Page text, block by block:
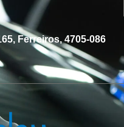
Ferreiros, 4705-086